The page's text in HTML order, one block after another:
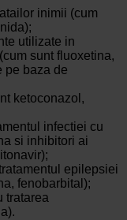
inimii (cum
utilizate in
sunt fluoxetina,
pe baza de
ketoconazol,
infectiei cu
si inhibitori ai
epilepsiei
fenobarbital);
tratarea